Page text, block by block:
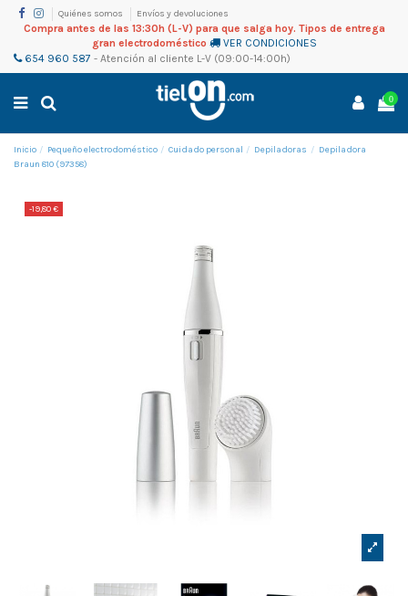
Quiénes somos Envíos y devoluciones
Compra antes de las 13:30h (L-V) para que salga hoy. Tipos de entrega
gran electrodoméstico
VER CONDICIONES
654 960 587 - Atención al cliente L-V (09:00-14:00h)
0
Inicio Pequeño electrodoméstico Cuidado personal Depiladoras
Depiladora
Braun 810 (97358)
-19,80 €